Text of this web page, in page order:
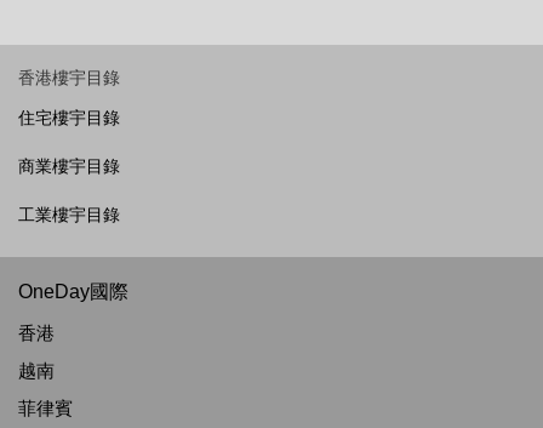
香港樓宇目錄
住宅樓宇目錄
商業樓宇目錄
工業樓宇目錄
OneDay國際
香港
越南
菲律賓